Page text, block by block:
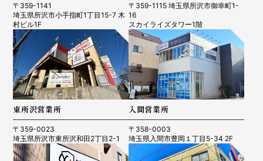
〒359-1141
埼玉県所沢市小手指町1丁目15-7 木
村ビル1F
〒359-1115 埼玉県所沢市御幸町1-
16
スカイライズタワー1階
東所沢営業所
〒359-0023
埼玉県所沢市東所沢和田2丁目2-1
入間営業所
〒358-0003
埼玉県入間市豊岡１丁目5-34 2F